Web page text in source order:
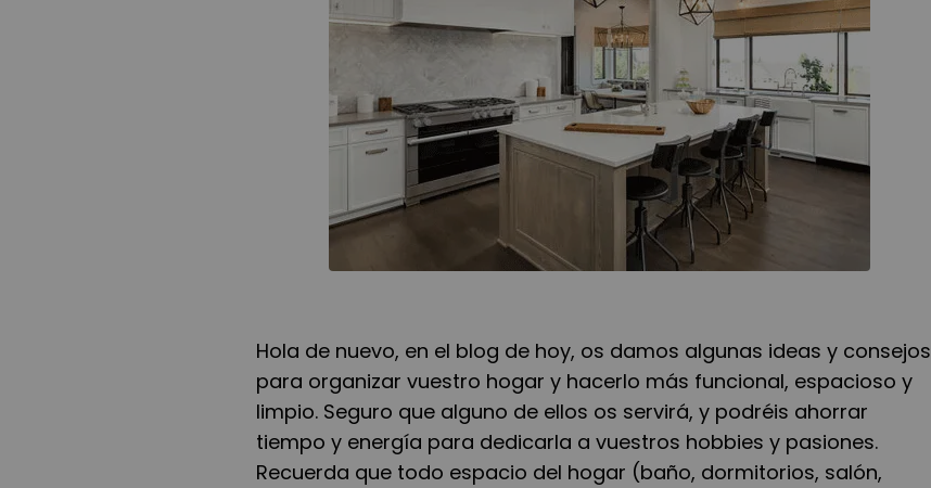
Hola de nuevo, en el blog de hoy, os damos algunas ideas y consejos
para organizar vuestro hogar y hacerlo más funcional, espacioso y
limpio. Seguro que alguno de ellos os servirá, y podréis ahorrar
tiempo y energía para dedicarla a vuestros hobbies y pasiones.
Recuerda que todo espacio del hogar (baño, dormitorios, salón,